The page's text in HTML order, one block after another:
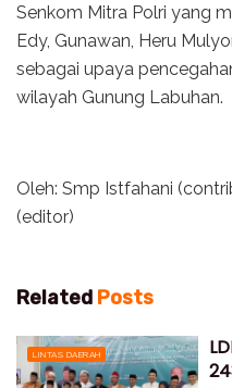
Senkom Mitra Polri yang
Edy, Gunawan, Heru
sebagai upaya
wilayah Gunung Labuhan.
Oleh: Smp Istfahani
(editor)
Related Posts
LINTAS DAERAH